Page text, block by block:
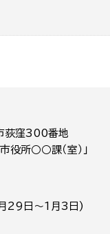
荻窪300番地
所○○課（室）」
月29日～1月3日)